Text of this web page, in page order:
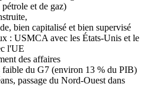
et de gaz)
bien capitalisé et bien supervisé
: USMCA avec les États-Unis et le
l'UE
des affaires
faible du G7 (environ 13 % du PIB)
passage du Nord-Ouest dans